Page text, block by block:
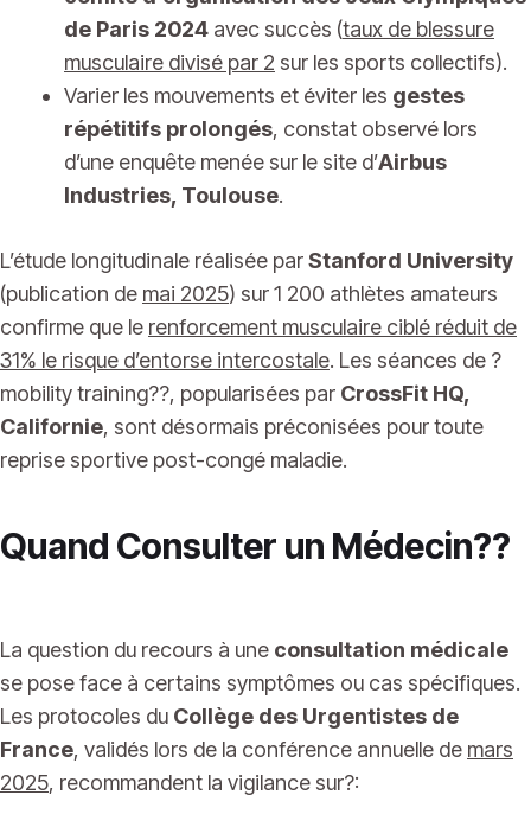
de Paris 2024 avec succès (taux de blessure
musculaire divisé par 2 sur les sports collectifs).
Varier les mouvements et éviter les gestes
répétitifs prolongés, constat observé lors
d’une enquête menée sur le site d’Airbus
Industries, Toulouse.
L’étude longitudinale réalisée parStanford University
(publication de mai 2025) sur 1 200 athlètes amateurs
confirme que le renforcement musculaire ciblé réduit de
31% le risque d’entorse intercostale. Les séances de ?
mobility training??, popularisées par CrossFit HQ,
Californie, sont désormais préconisées pour toute
reprise sportive post-congé maladie.
Quand Consulter un Médecin??
La question du recours à une consultation médicale
se pose face à certains symptômes ou cas spécifiques.
Les protocoles du Collège des Urgentistes de
France, validés lors de la conférence annuelle de mars
2025, recommandent la vigilance sur?: